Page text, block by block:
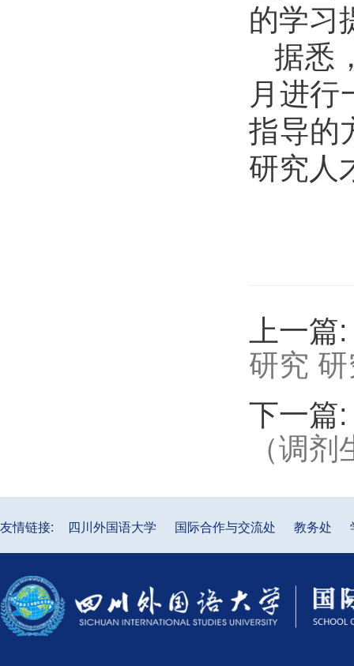
的学习
据悉
月进行
指导的
研究人
上一
研究
下一篇
（调
友情链接: 四川外国语大学 国际合作与交流处 教务处